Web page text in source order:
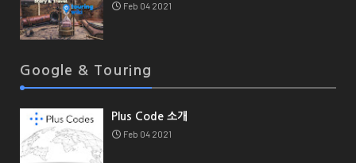
Feb 04 2021
Google & Touring
Plus Code 소개
Feb 04 2021